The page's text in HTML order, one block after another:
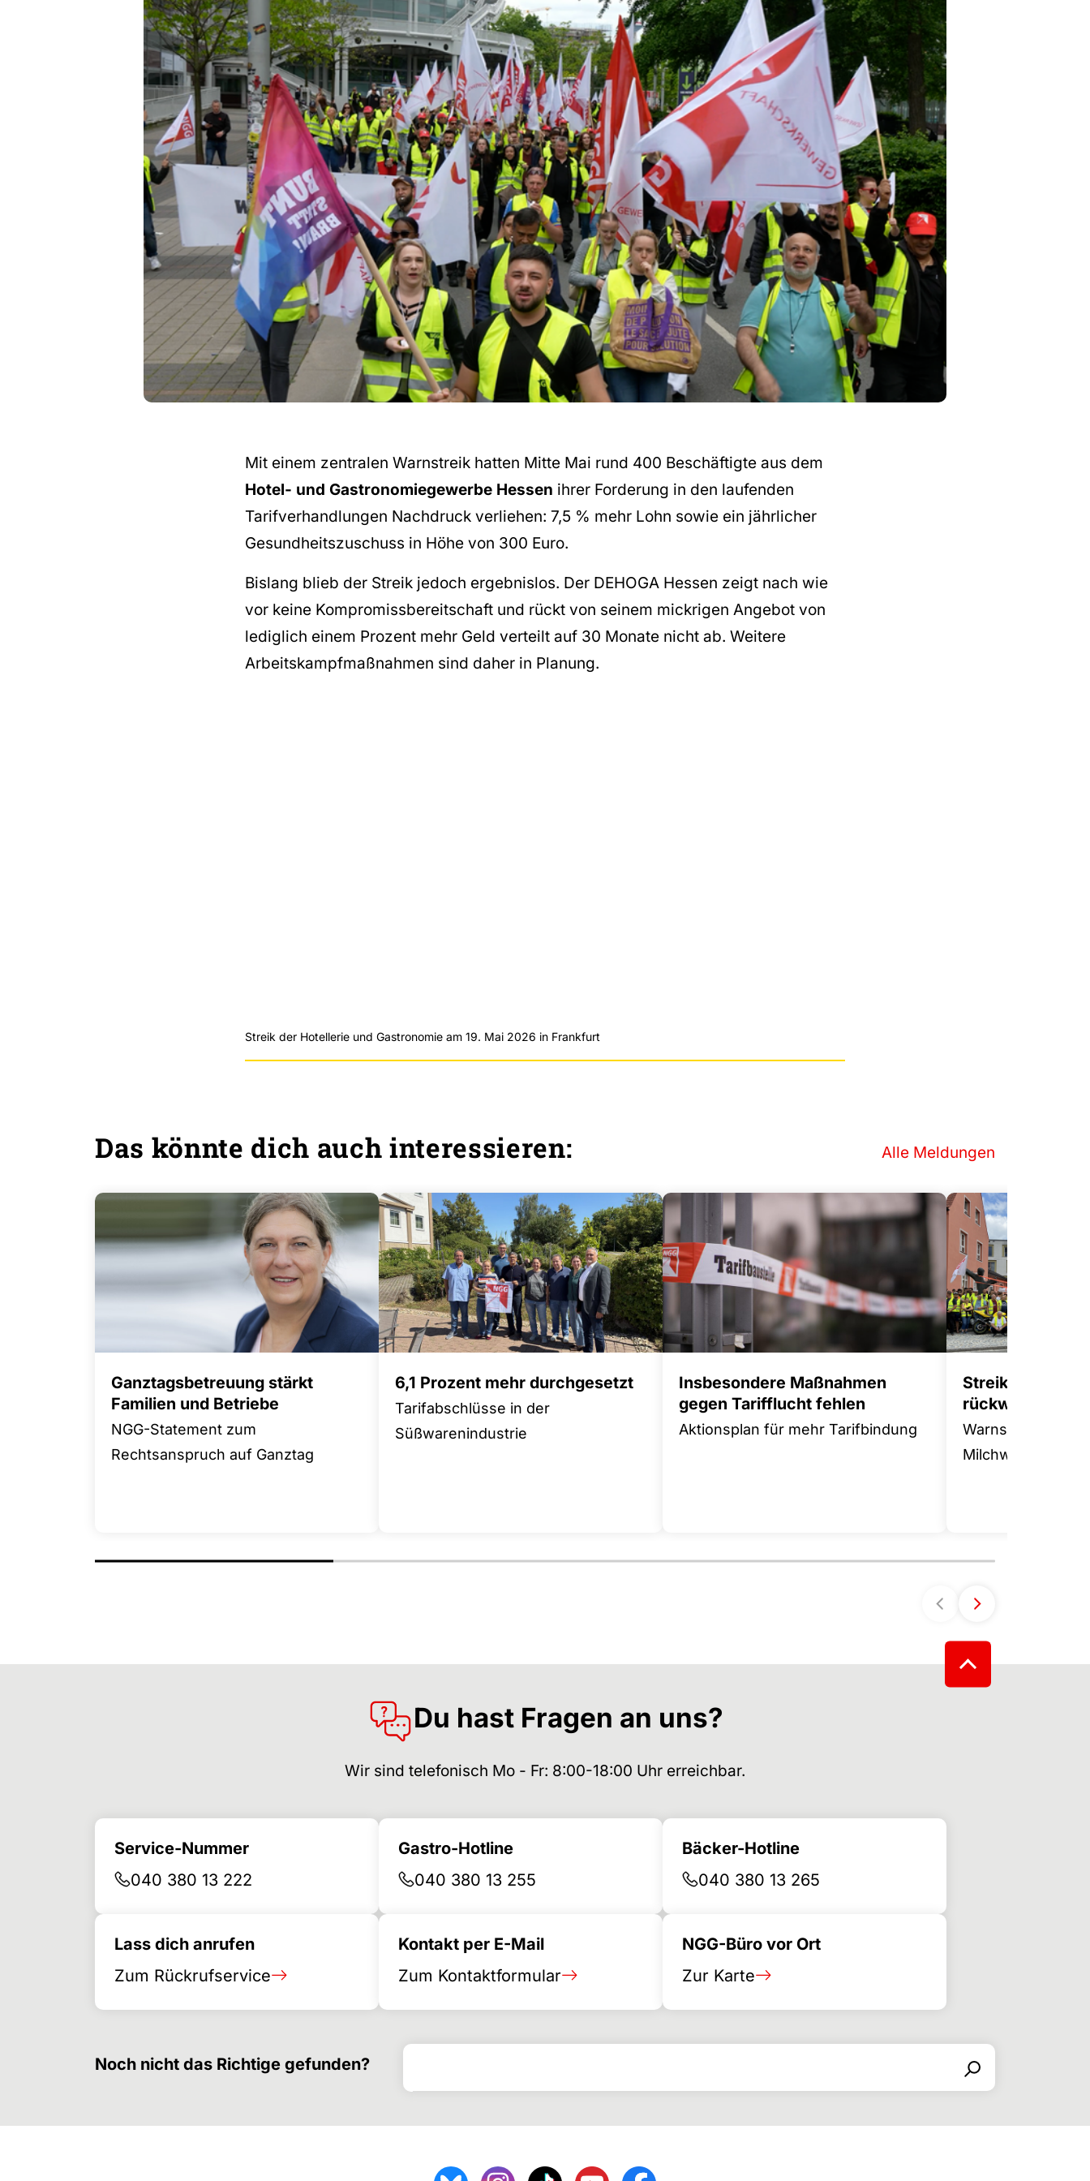
Wir verwenden YouTube, um Videos auf unserer
Streik der Hotellerie und Gastronomie am 19. Mai 2026 in Frankfurt
Mit einem zentralen Warnstreik hatten Mitte Mai rund 400 Beschäftigte aus dem
Hotel- und Gastronomiegewerbe Hessen ihrer Forderung in den laufenden
Tarifverhandlungen Nachdruck verliehen: 7,5 % mehr Lohn sowie ein jährlicher
Gesundheitszuschuss in Höhe von 300 Euro.
Bislang blieb der Streik jedoch ergebnislos. Der DEHOGA Hessen zeigt nach wie
vor keine Kompromissbereitschaft und rückt von seinem mickrigen Angebot von
lediglich einem Prozent mehr Geld verteilt auf 30 Monate nicht ab. Weitere
Arbeitskampfmaßnahmen sind daher in Planung.
Das könnte dich auch interessieren: Alle Meldungen
Ganztagsbetreuung stärkt
Familien und Betriebe
NGG-Statement zum
Rechtsanspruch auf Ganztag
6,1 Prozent mehr durchgesetzt
Tarifabschlüsse in der
Süßwarenindustrie
Insbesondere Maßnahmen
gegen Tarifflucht fehlen
Aktionsplan für mehr Tarifbindung
Streikwelle
rückwärts
Warnstreik in der
Milchwirtschaft
Du hast Fragen an uns?
Wir sind telefonisch Mo - Fr: 8:00-18:00 Uhr erreichbar.
Service-Nummer
040 380 13 222
Gastro-Hotline
040 380 13 255
Bäcker-Hotline
040 380 13 265
Lass dich anrufen
Zum Rückrufservice
Kontakt per E-Mail
Zum Kontaktformular
NGG-Büro vor Ort
Zur Karte
Noch nicht das Richtige gefunden?
Suchen